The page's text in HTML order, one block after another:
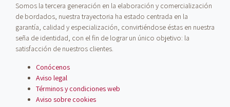
Somos la tercera generación en la elaboración y comercialización
de bordados, nuestra trayectoria ha estado centrada en la
garantía, calidad y especialización, convirtiéndose éstas en nuestra
seña de identidad, con el fin de lograr un único objetivo: la
satisfacción de nuestros clientes.
Conócenos
Aviso legal
Términos y condiciones web
Aviso sobre cookies